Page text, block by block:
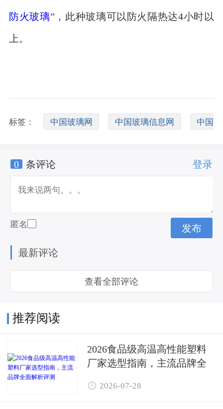
防火玻璃”，此种玻璃可以防火隔热达4小时以
上。
标签： 中国玻璃网 中国玻璃信息网 中国
玻璃网登录
0 条评论 登录
匿名
最新评论
查看全部评论
推荐阅读
2026食品级高温高性能塑料
厂家选型指南，主流品牌全
 2026-07-28